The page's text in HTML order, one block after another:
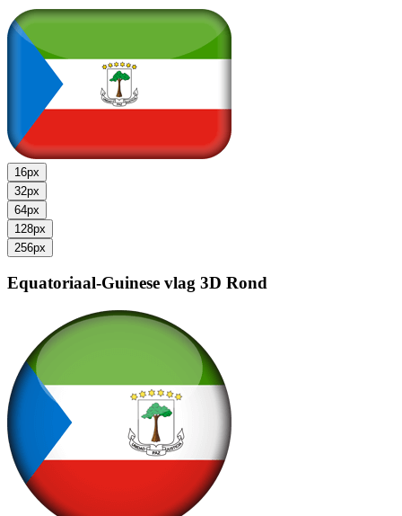
16px
32px
64px
128px
256px
Equatoriaal-Guinese vlag 3D Rond